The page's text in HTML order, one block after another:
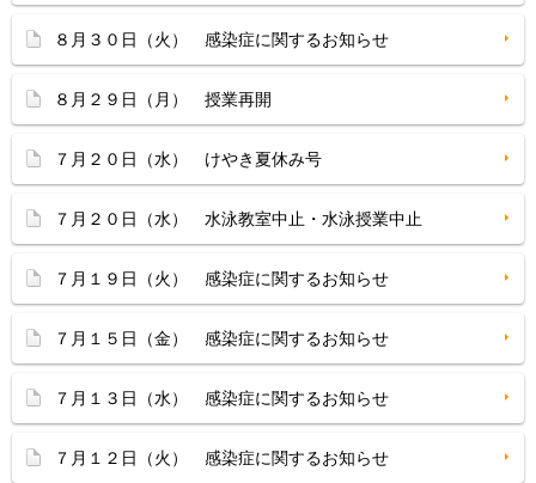
８月３０日（火） 感染症に関するお知らせ
８月２９日（月） 授業再開
７月２０日（水） けやき夏休み号
７月２０日（水） 水泳教室中止・水泳授業中止
７月１９日（火） 感染症に関するお知らせ
７月１５日（金） 感染症に関するお知らせ
７月１３日（水） 感染症に関するお知らせ
７月１２日（火） 感染症に関するお知らせ